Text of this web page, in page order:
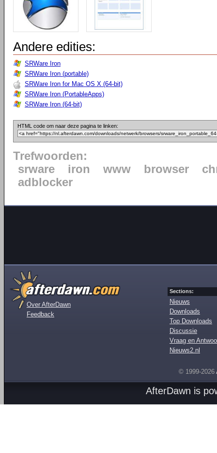
Andere edities:
SRWare Iron
SRWare Iron (portable)
SRWare Iron for Mac OS X (64-bit)
SRWare Iron (PortableApps)
SRWare Iron (64-bit)
HTML code om naar deze pagina te linken:
Trefwoorden:
srware
iron www browser
adblocker
Over AfterDawn
Feedback
Sections:
Nieuws
Downloads
Top Downloads
Discussie
Vraag en
Nieuws2.nl
© 1999-2026
AfterDawn is